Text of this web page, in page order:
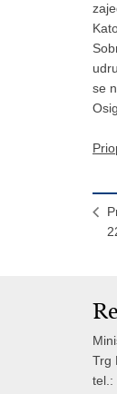
se
Trg
tel.: